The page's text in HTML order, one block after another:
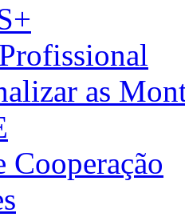
as
Cooperação